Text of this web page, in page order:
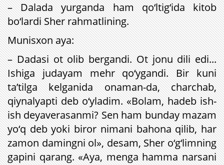
– Dalada yurganda ham qo‘ltig‘ida kitob
bo‘lardi Sher rahmatlining.
Munisxon aya:
– Dadasi ot olib bergandi. Ot jonu dili edi...
Ishiga judayam mehr qo‘ygandi. Bir kuni
ta’tilga kelganida onaman-da, charchab,
qiynalyapti deb o‘yladim. «Bolam, hadeb ish-
ish deyaverasanmi? Sen ham bunday mazam
yo‘q deb yoki biror nimani bahona qilib, har
zamon damingni ol», desam, Sher o‘g‘limning
gapini qarang. «Aya, menga hamma narsani